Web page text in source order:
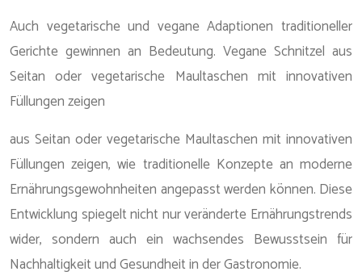
Auch vegetarische und vegane Adaptionen traditioneller
Gerichte gewinnen an Bedeutung. Vegane Schnitzel aus
Seitan oder vegetarische Maultaschen mit innovativen
Füllungen zeigen
aus Seitan oder vegetarische Maultaschen mit innovativen
Füllungen zeigen, wie traditionelle Konzepte an moderne
Ernährungsgewohnheiten angepasst werden können. Diese
Entwicklung spiegelt nicht nur veränderte Ernährungstrends
wider, sondern auch ein wachsendes Bewusstsein für
Nachhaltigkeit und Gesundheit in der Gastronomie.